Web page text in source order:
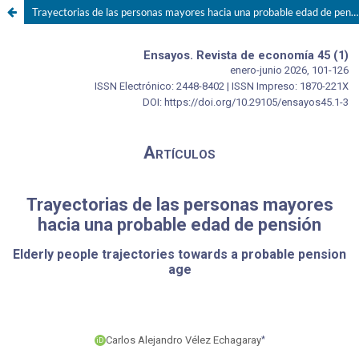
Trayectorias de las personas mayores hacia una probable edad de pensión